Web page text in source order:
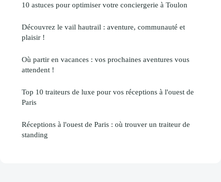
10 astuces pour optimiser votre conciergerie à Toulon
Découvrez le vail hautrail : aventure, communauté et
plaisir !
Où partir en vacances : vos prochaines aventures vous
attendent !
Top 10 traiteurs de luxe pour vos réceptions à l'ouest de
Paris
Réceptions à l'ouest de Paris : où trouver un traiteur de
standing